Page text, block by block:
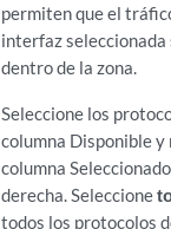
permiten que el
interfaz
dentro de la zona.
Seleccione los
columna Disponible y
columna
derecha. Seleccione
todos los protocolos